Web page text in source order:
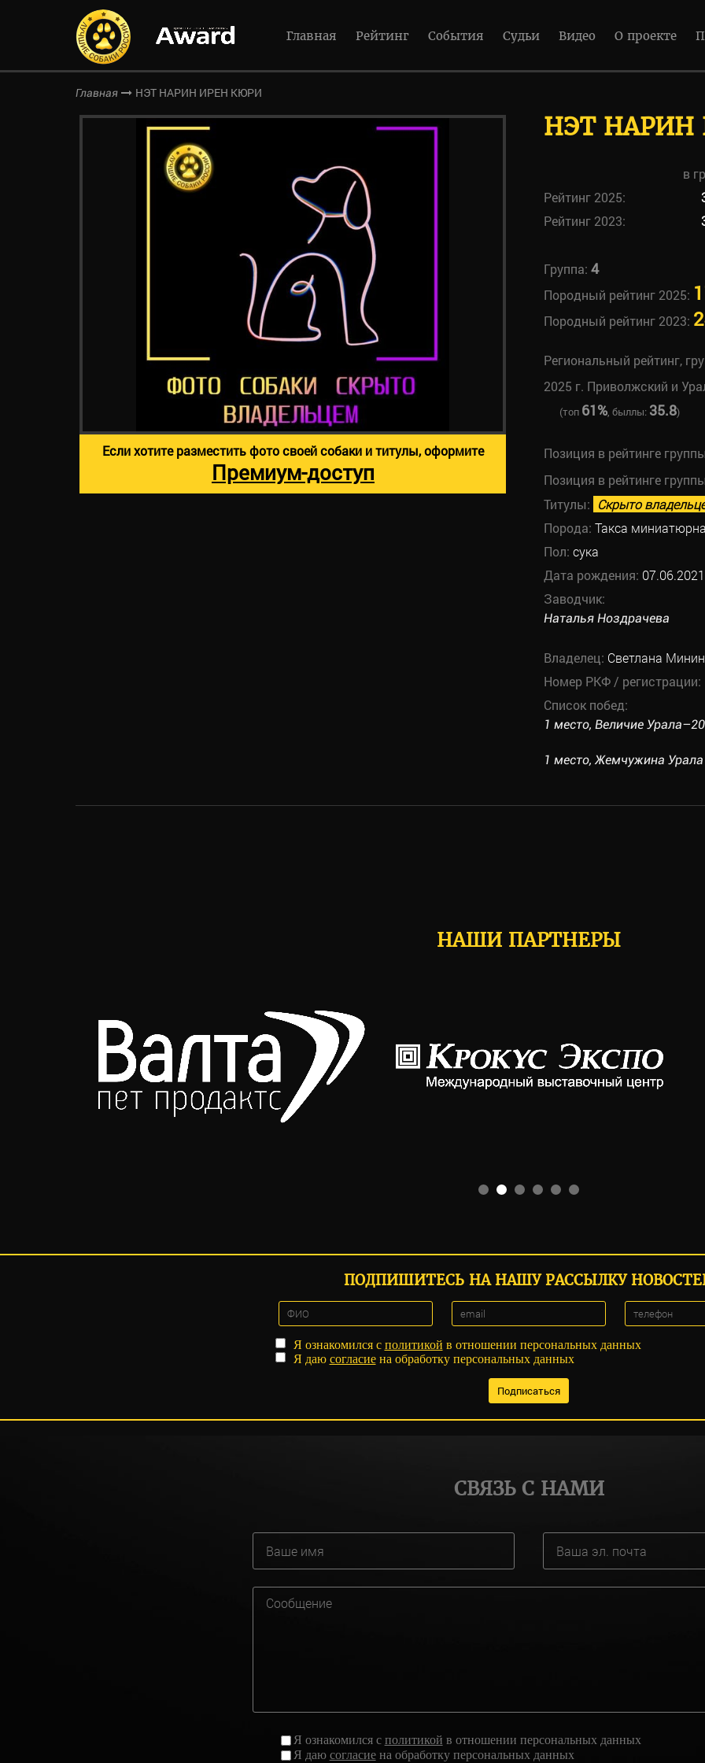
Главная Рейтинг События Судьи Видео О проекте
Главная НЭТ НАРИН ИРЕН КЮРИ
НЭТ НАРИН
в
Рейтинг 2025:
Рейтинг 2023:
Группа: 4
Породный рейтинг 2025:
Породный рейтинг 2023:
Региональный рейтинг,
2025 г. Приволжский и
(топ 61%, быллы: 35.8)
Позиция в рейтинге
Позиция в рейтинге
Титулы: Скрыто
Порода: Такса
Пол: сука
Дата рождения: 07.06.2021
Заводчик:
Наталья Ноздрачева
Владелец: Светлана
Номер РКФ / регистрации:
Список побед:
1 место, Величие
1 место, Жемчужина Урала
Если хотите разместить фото своей собаки и титулы, оформите
Премиум-доступ
НАШИ ПАРТНЕРЫ
ПОДПИШИТЕСЬ НА НАШУ РАССЫЛКУ
Я ознакомился с политикой в отношении персональных данных
Я даю согласиена обработку персональных данных
СВЯЗЬ С НАМИ
Я ознакомился с политикой в отношении персональных данных
Я даю согласиена обработку персональных данных